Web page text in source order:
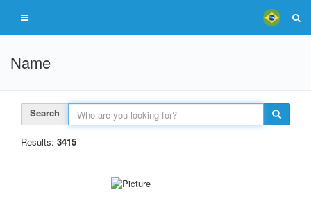
Name
Search
Results: 3415